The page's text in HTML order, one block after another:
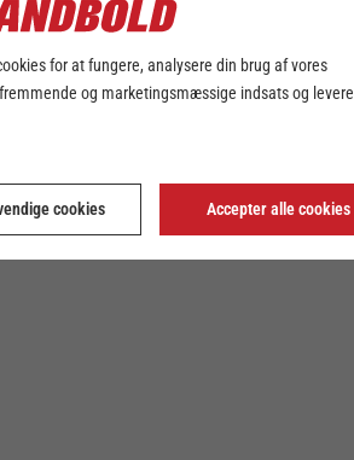
DIN KALENDER
for at fungere, analysere din brug af vores
og marketingsmæssige indsats og levere
cookies Accepter alle cookies